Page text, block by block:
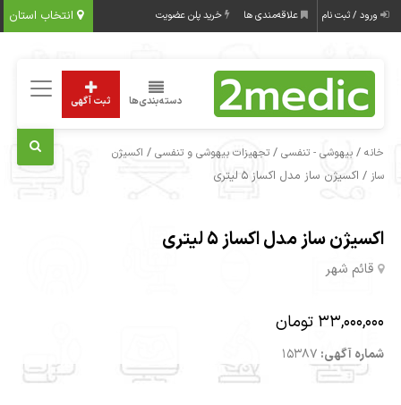
انتخاب استان ورود / ثبت نام علاقه‌مندی ها خرید پلن عضویت
دسته‌بندی‌ها ثبت آگهی
خانه /بیهوشی - تنفسی /تجهیزات بیهوشی و تنفسی / اکسیژن
ساز / اکسیژن ساز مدل اکساز ۵ لیتری
اکسیژن ساز مدل اکساز ۵ لیتری
قائم شهر
33,000,000 تومان
شماره آگهی: 15387